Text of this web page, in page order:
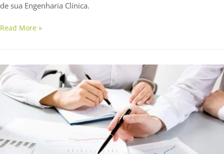
de sua Engenharia Clínica.
Read More »